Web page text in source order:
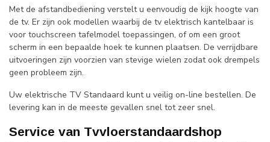
Met de afstandbediening verstelt u eenvoudig de kijk hoogte van
de tv. Er zijn ook modellen waarbij de tv elektrisch kantelbaar is
voor touchscreen tafelmodel toepassingen, of om een groot
scherm in een bepaalde hoek te kunnen plaatsen. De verrijdbare
uitvoeringen zijn voorzien van stevige wielen zodat ook drempels
geen probleem zijn.
Uw elektrische TV Standaard kunt u veilig on-line bestellen. De
levering kan in de meeste gevallen snel tot zeer snel.
Service van Tvvloerstandaardshop